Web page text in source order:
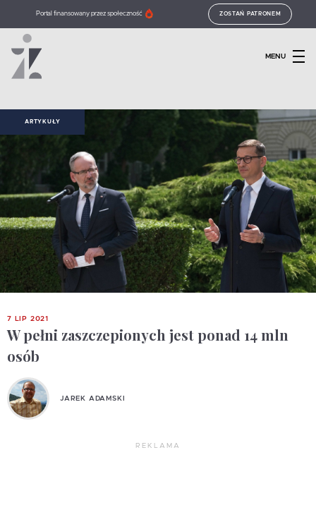
Portal finansowany przez społeczność ZOSTAŃ PATRONEM
MENU
ARTYKUŁY
7 LIP 2021
W pełni zaszczepionych jest ponad 14 mln
osób
JAREK ADAMSKI
REKLAMA